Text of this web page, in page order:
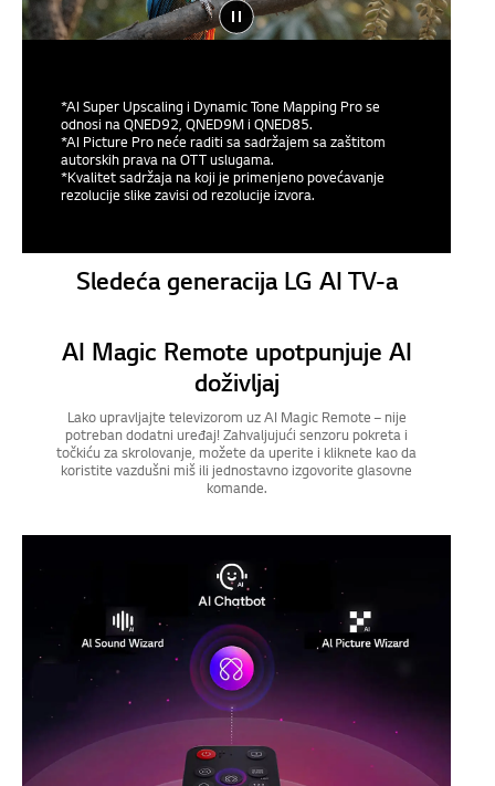
*AI Super Upscaling i Dynamic Tone Mapping Pro se
odnosi na QNED92, QNED9M i QNED85.
*AI Picture Pro neće raditi sa sadržajem sa zaštitom
autorskih prava na OTT uslugama.
*Kvalitet sadržaja na koji je primenjeno povećavanje
rezolucije slike zavisi od rezolucije izvora.
Sledeća generacija LG AI TV-a
AI Magic Remote upotpunjuje AI
doživljaj
Lako upravljajte televizorom uz AI Magic Remote – nije
potreban dodatni uređaj! Zahvaljujući senzoru pokreta i
točkiću za skrolovanje, možete da uperite i kliknete kao da
koristite vazdušni miš ili jednostavno izgovorite glasovne
komande.